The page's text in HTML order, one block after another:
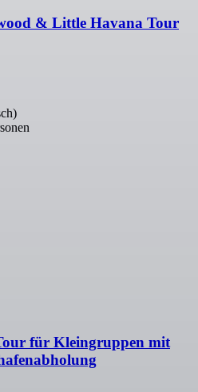
& Little Havana Tour
für Kleingruppen mit